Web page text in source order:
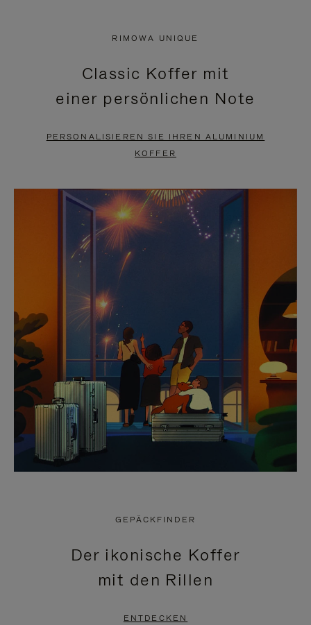
PAUSIERT,
BITTE
DRÜCKEN
ANZUHALTEN
KLICKEN
SIE
ZUM
AUFHEBEN
STUMMSCHALTUNG
RIMOWA UNIQUE
Classic Koffer mit
einer persönlichen Note
PERSONALISIEREN SIE IHREN ALUMINIUM
KOFFER
GEPÄCKFINDER
Der ikonische Koffer
mit den Rillen
ENTDECKEN